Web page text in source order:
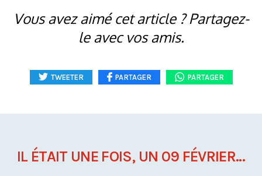
Vous avez aimé cet article ? Partagez-
le avec vos amis.
TWEETER PARTAGER PARTAGER
IL ÉTAIT UNE FOIS, UN 09 FÉVRIER...